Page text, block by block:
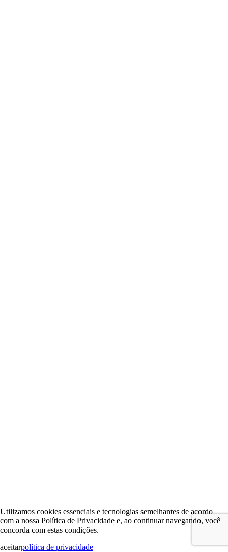
Utilizamos cookies essenciais e tecnologias semelhantes de acordo
com a nossa Política de Privacidade e, ao continuar navegando, você
concorda com estas condições.
aceitarpolítica de privacidade